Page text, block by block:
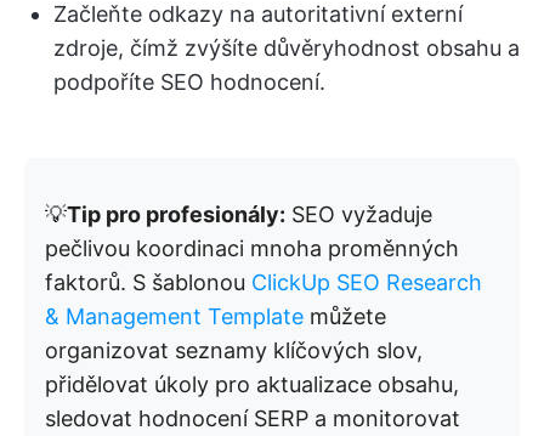
Začleňte odkazy na autoritativní externí
zdroje, čímž zvýšíte důvěryhodnost obsahu a
podpoříte SEO hodnocení.
💡Tip pro profesionály: SEO vyžaduje
pečlivou koordinaci mnoha proměnných
faktorů. S šablonou ClickUp SEO Research
& Management Template můžete
organizovat seznamy klíčových slov,
přidělovat úkoly pro aktualizace obsahu,
sledovat hodnocení SERP a monitorovat